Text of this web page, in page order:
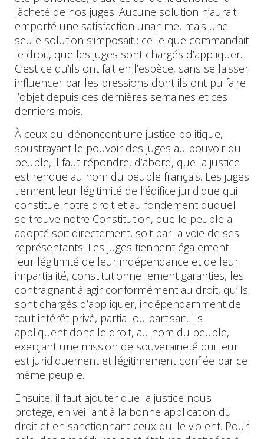
lâcheté de nos juges. Aucune solution n’aurait
emporté une satisfaction unanime, mais une
seule solution s’imposait : celle que commandait
le droit, que les juges sont chargés d’appliquer.
C’est ce qu’ils ont fait en l’espèce, sans se laisser
influencer par les pressions dont ils ont pu faire
l’objet depuis ces dernières semaines et ces
derniers mois.
À ceux qui dénoncent une justice politique,
soustrayant le pouvoir des juges au pouvoir du
peuple, il faut répondre, d’abord, que la justice
est rendue au nom du peuple français. Les juges
tiennent leur légitimité de l’édifice juridique qui
constitue notre droit et au fondement duquel
se trouve notre Constitution, que le peuple a
adopté soit directement, soit par la voie de ses
représentants. Les juges tiennent également
leur légitimité de leur indépendance et de leur
impartialité, constitutionnellement garanties, les
contraignant à agir conformément au droit, qu’ils
sont chargés d’appliquer, indépendamment de
tout intérêt privé, partial ou partisan. Ils
appliquent donc le droit, au nom du peuple,
exerçant une mission de souveraineté qui leur
est juridiquement et légitimement confiée par ce
même peuple.
Ensuite, il faut ajouter que la justice nous
protège, en veillant à la bonne application du
droit et en sanctionnant ceux qui le violent. Pour